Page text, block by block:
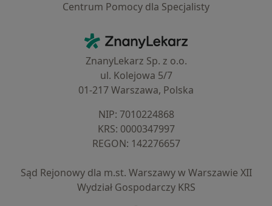
Centrum Pomocy dla Specjalisty
ZnanyLekarz - Strona główna
ZnanyLekarz Sp. z o.o.
ul. Kolejowa 5/7
01-217 Warszawa, Polska
NIP: ⁠7010224868
KRS: ⁠0000347997
REGON: ⁠142276657
Sąd Rejonowy dla m.st. Warszawy w Warszawie XII
Wydział Gospodarczy KRS